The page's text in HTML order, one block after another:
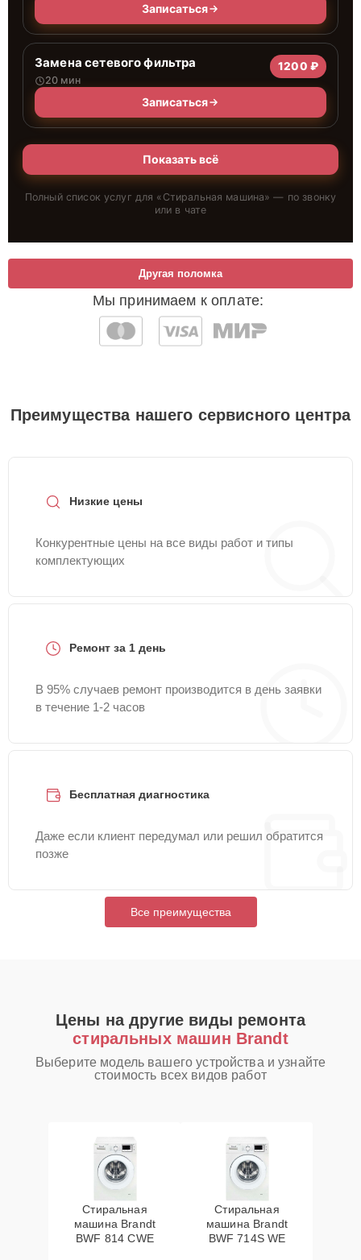
Записаться
Замена сетевого фильтра
20 мин
1200 ₽
Записаться
Показать всё
Полный список услуг для « Стиральная машина» — по звонку
или в чате
Мы принимаем к оплате:
Другая поломка
Преимущества нашего сервисного центра
Низкие цены
Конкурентные цены на все виды работ и типы
комплектующих
Ремонт за 1 день
В 95% случаев ремонт производится в день заявки
в течение 1-2 часов
Бесплатная диагностика
Даже если клиент передумал или решил обратится
позже
Все преимущества
Цены на другие виды ремонта
стиральных машин Brandt
Выберите модель вашего устройства и узнайте
стоимость всех видов работ
Стиральная
машина Brandt
BWF 814 CWE
Стиральная
машина Brandt
BWF 714S WE